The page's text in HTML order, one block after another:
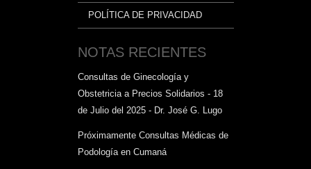
POLÍTICA DE PRIVACIDAD
NOTAS RECIENTES
Consultas de Ginecología y
Obstetricia a Precios Solidarios - 18
de Julio del 2025 - Dr. José G. Lugo
Próximamente Consultas Médicas de
Podología en Cumaná